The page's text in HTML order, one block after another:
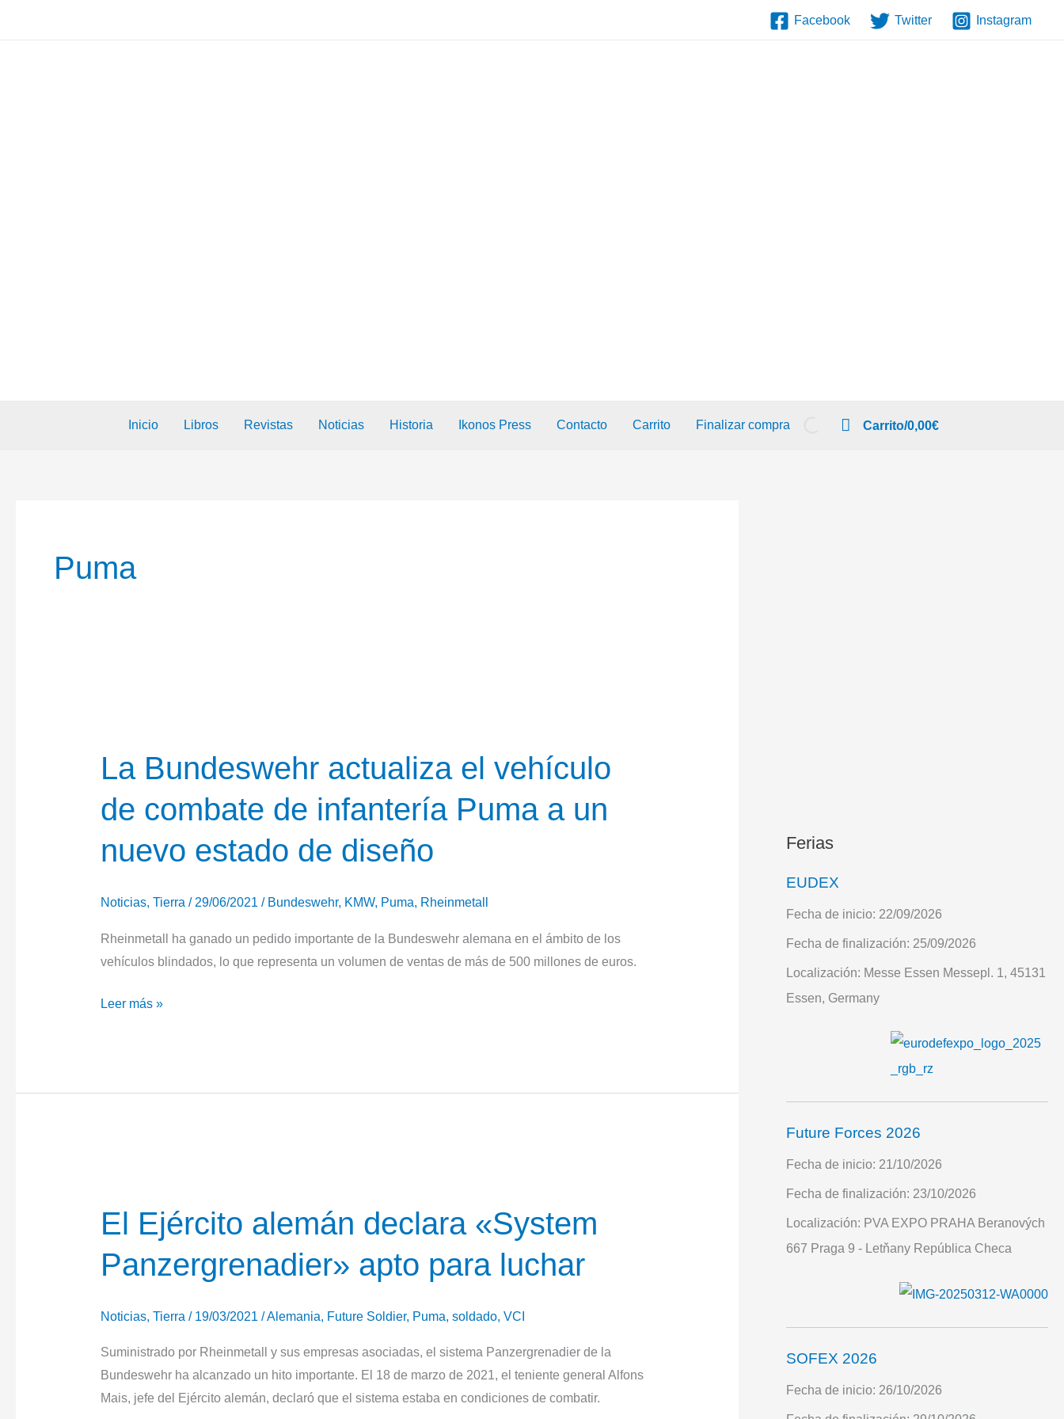
Facebook Twitter Instagram
Inicio Libros Revistas Noticias Historia Ikonos Press Contacto Carrito Finalizar compra Carrito/0,00€
Puma
La Bundeswehr actualiza el vehículo
de combate de infantería Puma a un
nuevo estado de diseño
Noticias, Tierra/29/06/2021 / Bundeswehr, KMW, Puma, Rheinmetall
Rheinmetall ha ganado un pedido importante de la Bundeswehr alemana en el ámbito de los
vehículos blindados, lo que representa un volumen de ventas de más de 500 millones de euros.
La
vehículo
Puma
a
un
nuevo
de
diseño
Leer más »
El Ejército alemán declara «System
Panzergrenadier» apto para luchar
Noticias, Tierra / 19/03/2021 /Alemania, Future Soldier, Puma, soldado, VCI
Suministrado por Rheinmetall y sus empresas asociadas, el sistema Panzergrenadier de la
Bundeswehr ha alcanzado un hito importante. El 18 de marzo de 2021, el teniente general Alfons
Mais, jefe del Ejército alemán, declaró que el sistema estaba en condiciones de combatir.
Ferias
EUDEX
Fecha de inicio: 22/09/2026
Fecha de finalización: 25/09/2026
Localización: Messe Essen Messepl. 1, 45131
Essen, Germany
Future Forces 2026
Fecha de inicio: 21/10/2026
Fecha de finalización: 23/10/2026
Localización: PVA EXPO PRAHA Beranových
667 Praga 9 - Letňany República Checa
SOFEX 2026
Fecha de inicio: 26/10/2026